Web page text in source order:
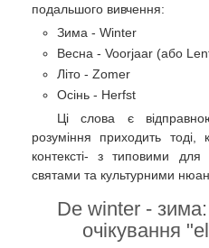
подальшого вивчення:
Зима - Winter
Весна - Voorjaar (або
Літо - Zomer
Осінь - Herfst
Ці слова є
розуміння приходить
контексті- з типовими
святами та культурними
De winter -
очікування